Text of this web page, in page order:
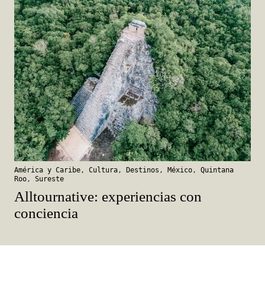
América y Caribe, Cultura, Destinos , México, Quintana
Roo, Sureste
Alltournative: experiencias con
conciencia